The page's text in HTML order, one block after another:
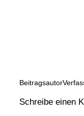
Beitragsautor
Schreibe einen